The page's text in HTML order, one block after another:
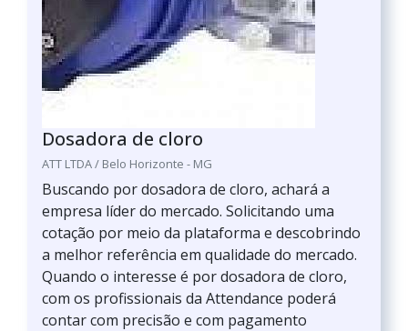
Dosadora de cloro
ATT LTDA / Belo Horizonte - MG
Buscando por dosadora de cloro, achará a
empresa líder do mercado. Solicitando uma
cotação por meio da plataforma e descobrindo
a melhor referência em qualidade do mercado.
Quando o interesse é por dosadora de cloro,
com os profissionais da Attendance poderá
contar com precisão e com pagamento